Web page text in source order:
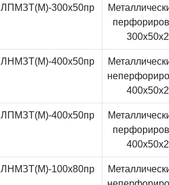
ЛПМЗТ(М)-300x50пр
ЛНМЗТ(М)-400x50пр
ЛПМЗТ(М)-400x50пр
ЛНМЗТ(М)-100x80пр